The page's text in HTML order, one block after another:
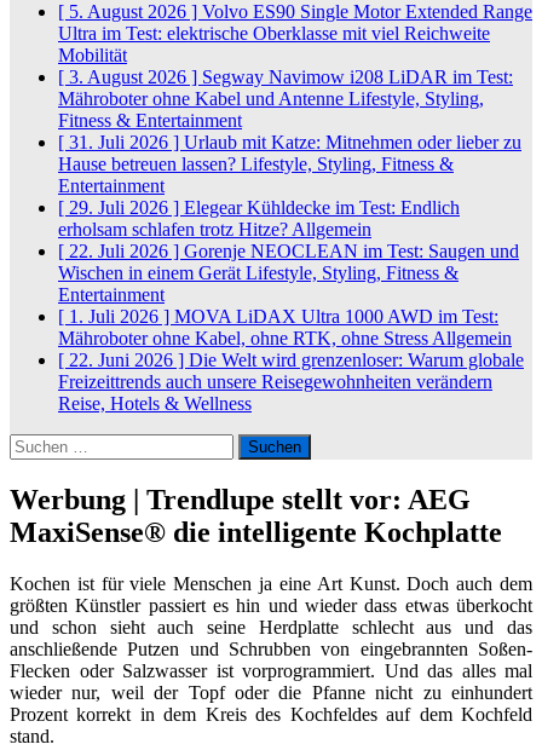
[ 5. August 2026 ] Volvo ES90 Single Motor Extended Range
Ultra im Test: elektrische Oberklasse mit viel Reichweite
Mobilität
[ 3. August 2026 ] Segway Navimow i208 LiDAR im Test:
Mähroboter ohne Kabel und Antenne Lifestyle, Styling,
Fitness & Entertainment
[ 31. Juli 2026 ] Urlaub mit Katze: Mitnehmen oder lieber zu
Hause betreuen lassen? Lifestyle, Styling, Fitness &
Entertainment
[ 29. Juli 2026 ] Elegear Kühldecke im Test: Endlich
erholsam schlafen trotz Hitze? Allgemein
[ 22. Juli 2026 ] Gorenje NEOCLEAN im Test: Saugen und
Wischen in einem Gerät Lifestyle, Styling, Fitness &
Entertainment
[ 1. Juli 2026 ] MOVA LiDAX Ultra 1000 AWD im Test:
Mähroboter ohne Kabel, ohne RTK, ohne Stress Allgemein
[ 22. Juni 2026 ] Die Welt wird grenzenloser: Warum globale
Freizeittrends auch unsere Reisegewohnheiten verändern
Reise, Hotels & Wellness
Suchen
nach:
Werbung | Trendlupe stellt vor: AEG
MaxiSense® die intelligente Kochplatte
Kochen ist für viele Menschen ja eine Art Kunst. Doch auch dem
größten Künstler passiert es hin und wieder dass etwas überkocht
und schon sieht auch seine Herdplatte schlecht aus und das
anschließende Putzen und Schrubben von eingebrannten Soßen-
Flecken oder Salzwasser ist vorprogrammiert. Und das alles mal
wieder nur, weil der Topf oder die Pfanne nicht zu einhundert
Prozent korrekt in dem Kreis des Kochfeldes auf dem Kochfeld
stand.